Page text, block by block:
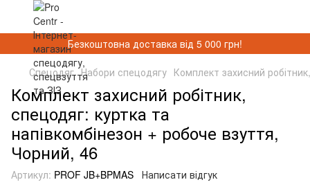
Безкоштовна доставка від 5 000 грн!
Спецодяг Набори спецодягу Комплект захисний
Комплект захисний робітник,
спецодяг: куртка та
напівкомбінезон + робоче взуття,
Чорний, 46
Артикул: PROF JB+BPMAS Написати відгук